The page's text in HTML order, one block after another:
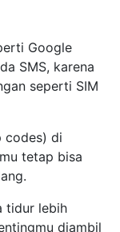
Google
SMS, karena
seperti SIM
codes) di
tetap bisa
tidur lebih
diambil